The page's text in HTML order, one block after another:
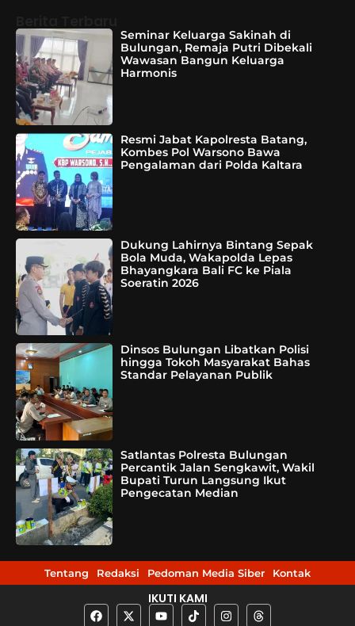
Seminar Keluarga Sakinah di
Bulungan, Remaja Putri Dibekali
Wawasan Bangun Keluarga
Harmonis
Resmi Jabat Kapolresta Batang,
Kombes Pol Warsono Bawa
Pengalaman dari Polda Kaltara
Dukung Lahirnya Bintang Sepak
Bola Muda, Wakapolda Lepas
Bhayangkara Bali FC ke Piala
Soeratin 2026
Dinsos Bulungan Libatkan Polisi
hingga Tokoh Masyarakat Bahas
Standar Pelayanan Publik
Satlantas Polresta Bulungan
Percantik Jalan Sengkawit, Wakil
Bupati Turun Langsung Ikut
Pengecatan Median
Tentang Redaksi Pedoman Media Siber Kontak
IKUTI KAMI